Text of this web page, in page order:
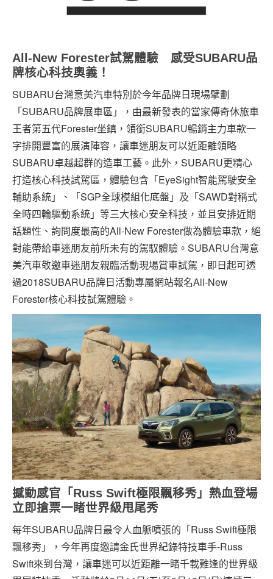
All-New Forester試駕體驗 感受SUBARU品
牌核心科技奧義！
SUBARU台灣意美汽車特別於今年品牌日現場擘劃
「SUBARU品牌展車區」，由最新發表的當家傳奇休旅車
王者第五代Forester坐鎮，領銜SUBARU暢銷主力車款一
字排開豐富的展演陣容，讓車迷朋友可以近距離領略
SUBARU卓越超群的造車工藝。此外，SUBARU更精心
打造核心科技試駕區，體驗包含「EyeSight智能駕駛安全
輔助系統」、「SGP全球模組化底盤」及「SAWD對稱式
全時四輪驅動系統」等三大核心安全科技，並且安排近期
話題性、詢問度最高的All-New Forester做為體驗車款，絕
對能帶給車迷朋友前所未有的駕馭體驗。SUBARU台灣意
美汽車敬邀車迷朋友親臨活動現場賞車試駕，即日起可透
過2018SUBARU品牌日活動專屬網站報名All-New
Forester核心科技試駕體驗。
撼動感官「Russ Swift極限飄移秀」熱血登場
立即搶票一睹世界級甩尾秀
每年SUBARU品牌日最令人血脈噴張的「Russ Swift極限
飄移秀」，今年再度邀請金氏世界紀錄特技車手-Russ
Swift來到台灣，讓車迷可以近距離一睹千載難逢的世界級